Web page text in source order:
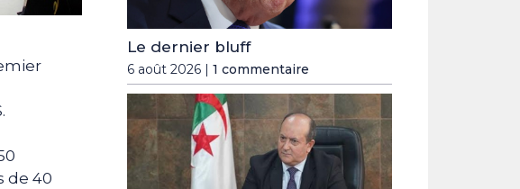
de 40
Le dernier bluff
6 août 2026 | 1 commentaire